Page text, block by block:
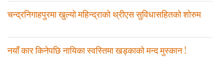
चन्द्रनिगाहपुरमा खुल्याे महिन्द्राको थ्रीएस सुविधासहितको शोरुम
नयाँ कार किनेपछि नायिका स्वस्तिमा खड्काको मन्द मुस्कान !